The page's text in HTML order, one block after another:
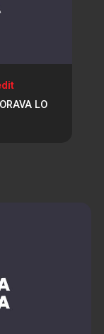
LO